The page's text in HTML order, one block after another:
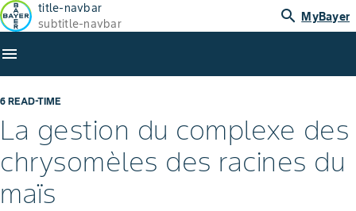
title-navbar
subtitle-navbar
search MyBayer
menu
6 READ-TIME
La gestion du complexe des
chrysomèles des racines du
maïs